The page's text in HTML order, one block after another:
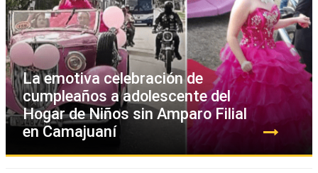
La emotiva celebración de
cumpleaños a adolescente del
Hogar de Niños sin Amparo Filial
en Camajuaní